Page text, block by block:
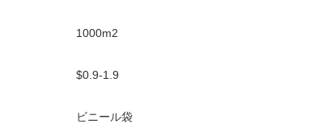
1000m2
$0.9-1.9
ビニール袋